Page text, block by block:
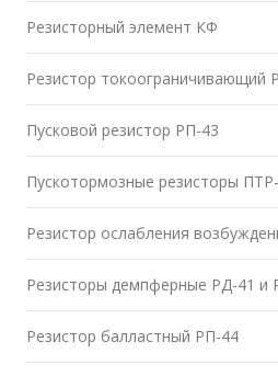
Резисторный элемент КФ
Резистор токоограничивающий
Пусковой резистор РП-43
Пускотормозные резисторы
Резистор ослабления
Резисторы демпферные РД-41 и
Резистор балластный РП-44